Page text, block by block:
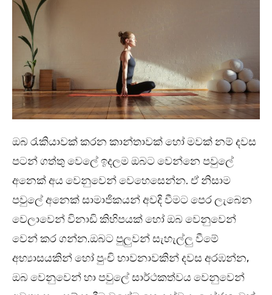
ඔබ රැකියාවක් කරන කාන්තාවක් හෝ මවක් නම් දවස
පටන් ගත්තු වෙලේ ඉදලම ඔබට වෙන්නෙ පවුලේ
අනෙක් අය වෙනුවෙන් වෙහෙසෙන්න. ඒ නිසාම
පවුලේ අනෙක් සාමාජිකයන් අවදි වීමට පෙර ලැබෙන
වෙලාවෙන් විනාඩි කිහිප‍යක් හෝ ඔබ වෙනුවෙන්
වෙන් කර ගන්න.ඔබට පුලුවන් සැහැල්ලු වීමේ
අභ්‍යාසයකින් හෝ පුංචි භාවනාවකින් දවස අරඹන්න,
ඔබ වෙනුවෙන් හා පවුලේ සාර්ථකත්වය වෙනුවෙන්